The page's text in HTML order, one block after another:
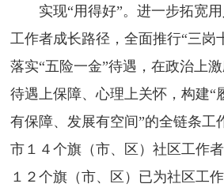
实现“用得好”。进一步拓宽
工作者成长路径，全面推行“三岗
落实“五险一金”待遇，在政治上激
待遇上保障、心理上关怀，构建“
有保障、发展有空间”的全链条工
市１４个旗（市、区）社区工作者
１２个旗（市、区）已为社区工